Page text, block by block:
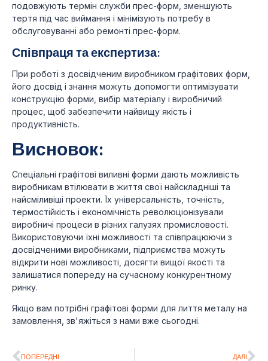
подовжують термін служби прес-форм, зменшують
тертя під час виймання і мінімізують потребу в
обслуговуванні або ремонті прес-форм.
Співпраця та експертиза:
При роботі з досвідченим виробником графітових форм,
його досвід і знання можуть допомогти оптимізувати
конструкцію форми, вибір матеріалу і виробничий
процес, щоб забезпечити найвищу якість і
продуктивність.
Висновок:
Спеціальні графітові виливні форми дають можливість
виробникам втілювати в життя свої найскладніші та
найсміливіші проекти. Їх універсальність, точність,
термостійкість і економічність революціонізували
виробничі процеси в різних галузях промисловості.
Використовуючи їхні можливості та співпрацюючи з
досвідченими виробниками, підприємства можуть
відкрити нові можливості, досягти вищої якості та
залишатися попереду на сучасному конкурентному
ринку.
Якщо вам потрібні графітові форми для лиття металу на
замовлення, зв'яжіться з нами вже сьогодні.
ПОПЕРЕДНІ ДАЛІ